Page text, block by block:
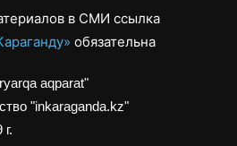
в СМИ ссылка
обязательна
aqparat"
"inkaraganda.kz"